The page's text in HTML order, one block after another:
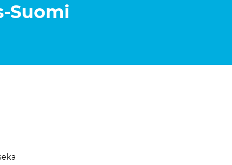
Suomi